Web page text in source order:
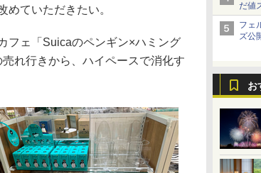
だ値
ねっ
フェ
ズ公
お
めていただきたい。
フェ「Suicaのペンギン×ハミング
れ行きから、ハイペースで消化す